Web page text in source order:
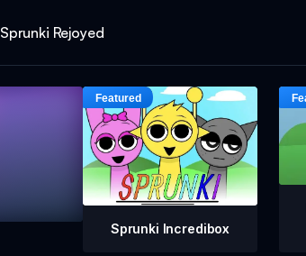
Sprunki Rejoyed
Sprunki Incredibox